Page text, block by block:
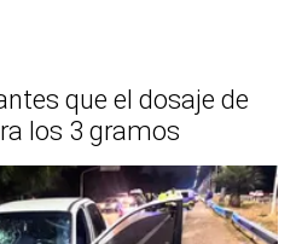
que el dosaje de
los 3 gramos